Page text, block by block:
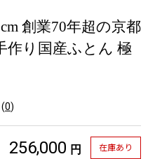
創業70年超の京都
作り国産ふとん 極
(0)
256,000 円 在庫あり